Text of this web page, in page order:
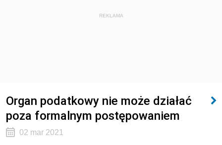
REKLAMA
Organ podatkowy nie może działać
poza formalnym postępowaniem
02 mar 2021